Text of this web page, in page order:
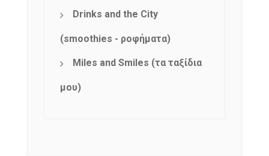
Drinks and the City
(smoothies - ροφήματα)
Miles and Smiles (τα ταξίδια
μου)